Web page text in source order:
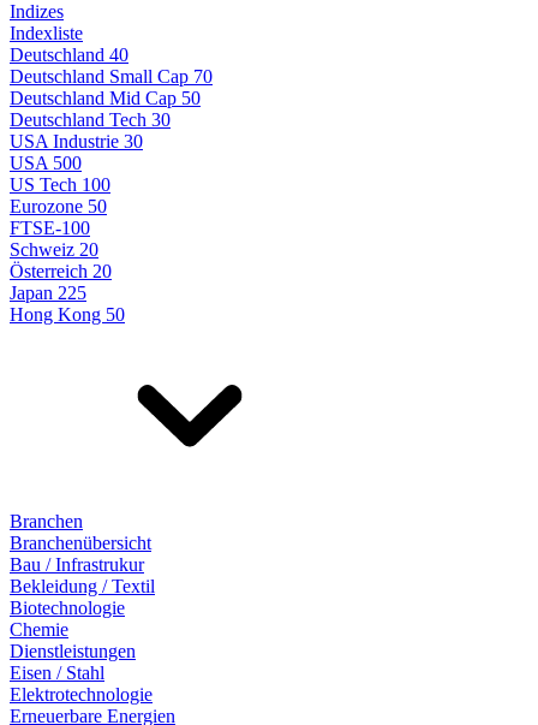
Indizes
Indexliste
Deutschland 40
Deutschland Small Cap 70
Deutschland Mid Cap 50
Deutschland Tech 30
USA Industrie 30
USA 500
US Tech 100
Eurozone 50
FTSE-100
Schweiz 20
Österreich 20
Japan 225
Hong Kong 50
Branchen
Branchenübersicht
Bau / Infrastrukur
Bekleidung / Textil
Biotechnologie
Chemie
Dienstleistungen
Eisen / Stahl
Elektrotechnologie
Erneuerbare Energien